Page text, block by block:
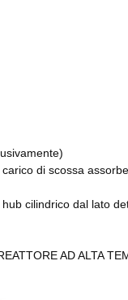
di scossa
cilindrico dal lato
AD ALTA